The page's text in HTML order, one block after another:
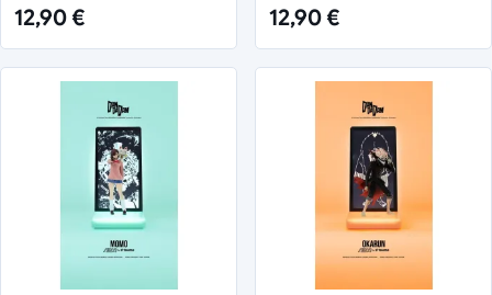
12,90 € 12,90 €